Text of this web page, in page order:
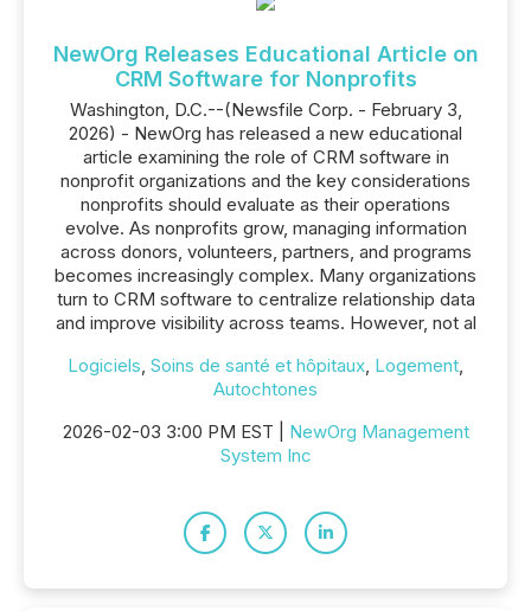
NewOrg Releases Educational Article on
CRM Software for Nonprofits
Washington, D.C.--(Newsfile Corp. - February 3,
2026) - NewOrg has released a new educational
article examining the role of CRM software in
nonprofit organizations and the key considerations
nonprofits should evaluate as their operations
evolve. As nonprofits grow, managing information
across donors, volunteers, partners, and programs
becomes increasingly complex. Many organizations
turn to CRM software to centralize relationship data
and improve visibility across teams. However, not al
Logiciels, Soins de santé et hôpitaux, Logement,
Autochtones
2026-02-03 3:00 PM EST | NewOrg Management
System Inc